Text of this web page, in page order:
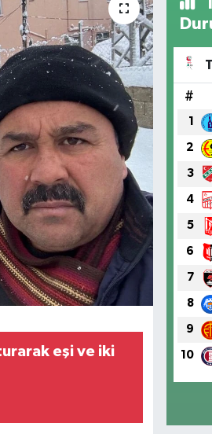
eşi ve iki
#
1
2
3
4
5
6
7
8
9
10